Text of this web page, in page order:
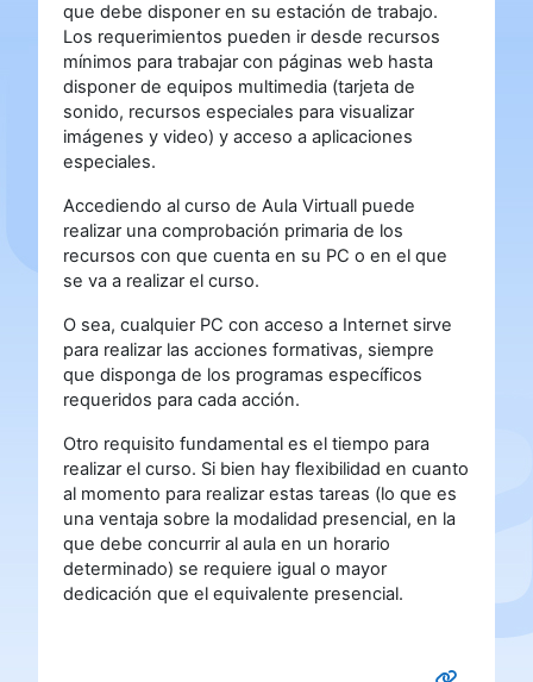
que debe disponer en su estación de trabajo.
Los requerimientos pueden ir desde recursos
mínimos para trabajar con páginas web hasta
disponer de equipos multimedia (tarjeta de
sonido, recursos especiales para visualizar
imágenes y video) y acceso a aplicaciones
especiales.
Accediendo al curso de Aula Virtuall puede
realizar una comprobación primaria de los
recursos con que cuenta en su PC o en el que
se va a realizar el curso.
O sea, cualquier PC con acceso a Internet sirve
para realizar las acciones formativas, siempre
que disponga de los programas específicos
requeridos para cada acción.
Otro requisito fundamental es el tiempo para
realizar el curso. Si bien hay flexibilidad en cuanto
al momento para realizar estas tareas (lo que es
una ventaja sobre la modalidad presencial, en la
que debe concurrir al aula en un horario
determinado) se requiere igual o mayor
dedicación que el equivalente presencial.